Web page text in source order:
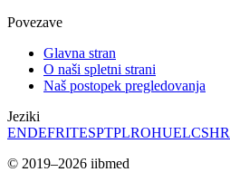
Povezave
Glavna stran
O naši spletni strani
Naš postopek pregledovanja
Jeziki
ENDEFRITESPTPLROHUELCSHR
© 2019–2026 iibmed